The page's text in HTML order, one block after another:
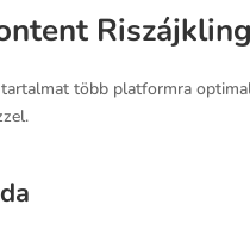
több platformra